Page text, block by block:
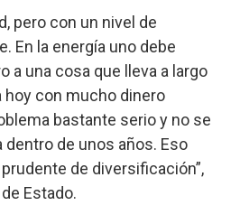
pero con un nivel de
En la energía uno debe
a una cosa que lleva a largo
hoy con mucho dinero
bastante serio y no se
dentro de unos años. Eso
de diversificación”,
Estado.